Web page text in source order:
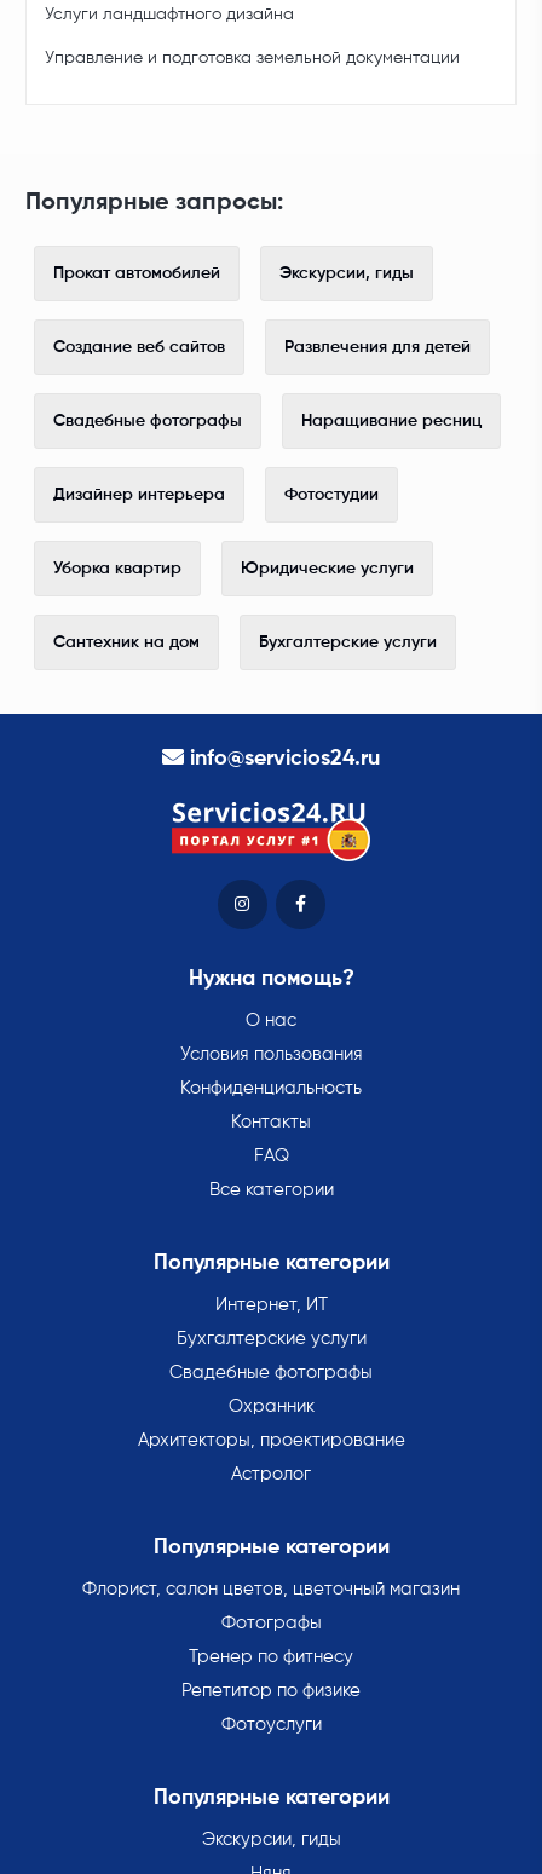
Услуги ландшафтного дизайна
Управление и подготовка земельной документации
Популярные запросы:
Прокат автомобилей Экскурсии, гиды
Создание веб сайтов Развлечения для детей
Свадебные фотографы Наращивание ресниц
Дизайнер интерьера Фотостудии
Уборка квартир Юридические услуги
Сантехник на дом Бухгалтерские услуги
info@servicios24.ru
Нужна помощь?
О нас
Условия пользования
Конфиденциальность
Контакты
FAQ
Все категории
Популярные категории
Интернет, ИТ
Бухгалтерские услуги
Свадебные фотографы
Охранник
Архитекторы, проектирование
Астролог
Популярные категории
Флорист, салон цветов, цветочный магазин
Фотографы
Тренер по фитнесу
Репетитор по физике
Фотоуслуги
Популярные категории
Экскурсии, гиды